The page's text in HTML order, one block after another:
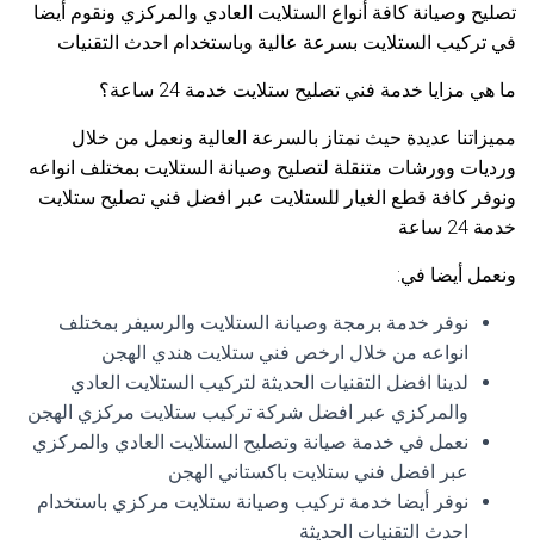
تصليح وصيانة كافة أنواع الستلايت العادي والمركزي ونقوم أيضا
في تركيب الستلايت بسرعة عالية وباستخدام احدث التقنيات
ما هي مزايا خدمة فني تصليح ستلايت خدمة 24 ساعة؟
مميزاتنا عديدة حيث نمتاز بالسرعة العالية ونعمل من خلال
ورديات وورشات متنقلة لتصليح وصيانة الستلايت بمختلف انواعه
ونوفر كافة قطع الغيار للستلايت عبر افضل فني تصليح ستلايت
خدمة 24 ساعة
ونعمل أيضا في:
نوفر خدمة برمجة وصيانة الستلايت والرسيفر بمختلف
انواعه من خلال ارخص فني ستلايت هندي الهجن
لدينا افضل التقنيات الحديثة لتركيب الستلايت العادي
والمركزي عبر افضل شركة تركيب ستلايت مركزي الهجن
نعمل في خدمة صيانة وتصليح الستلايت العادي والمركزي
عبر افضل فني ستلايت باكستاني الهجن
نوفر أيضا خدمة تركيب وصيانة ستلايت مركزي باستخدام
احدث التقنيات الحديثة